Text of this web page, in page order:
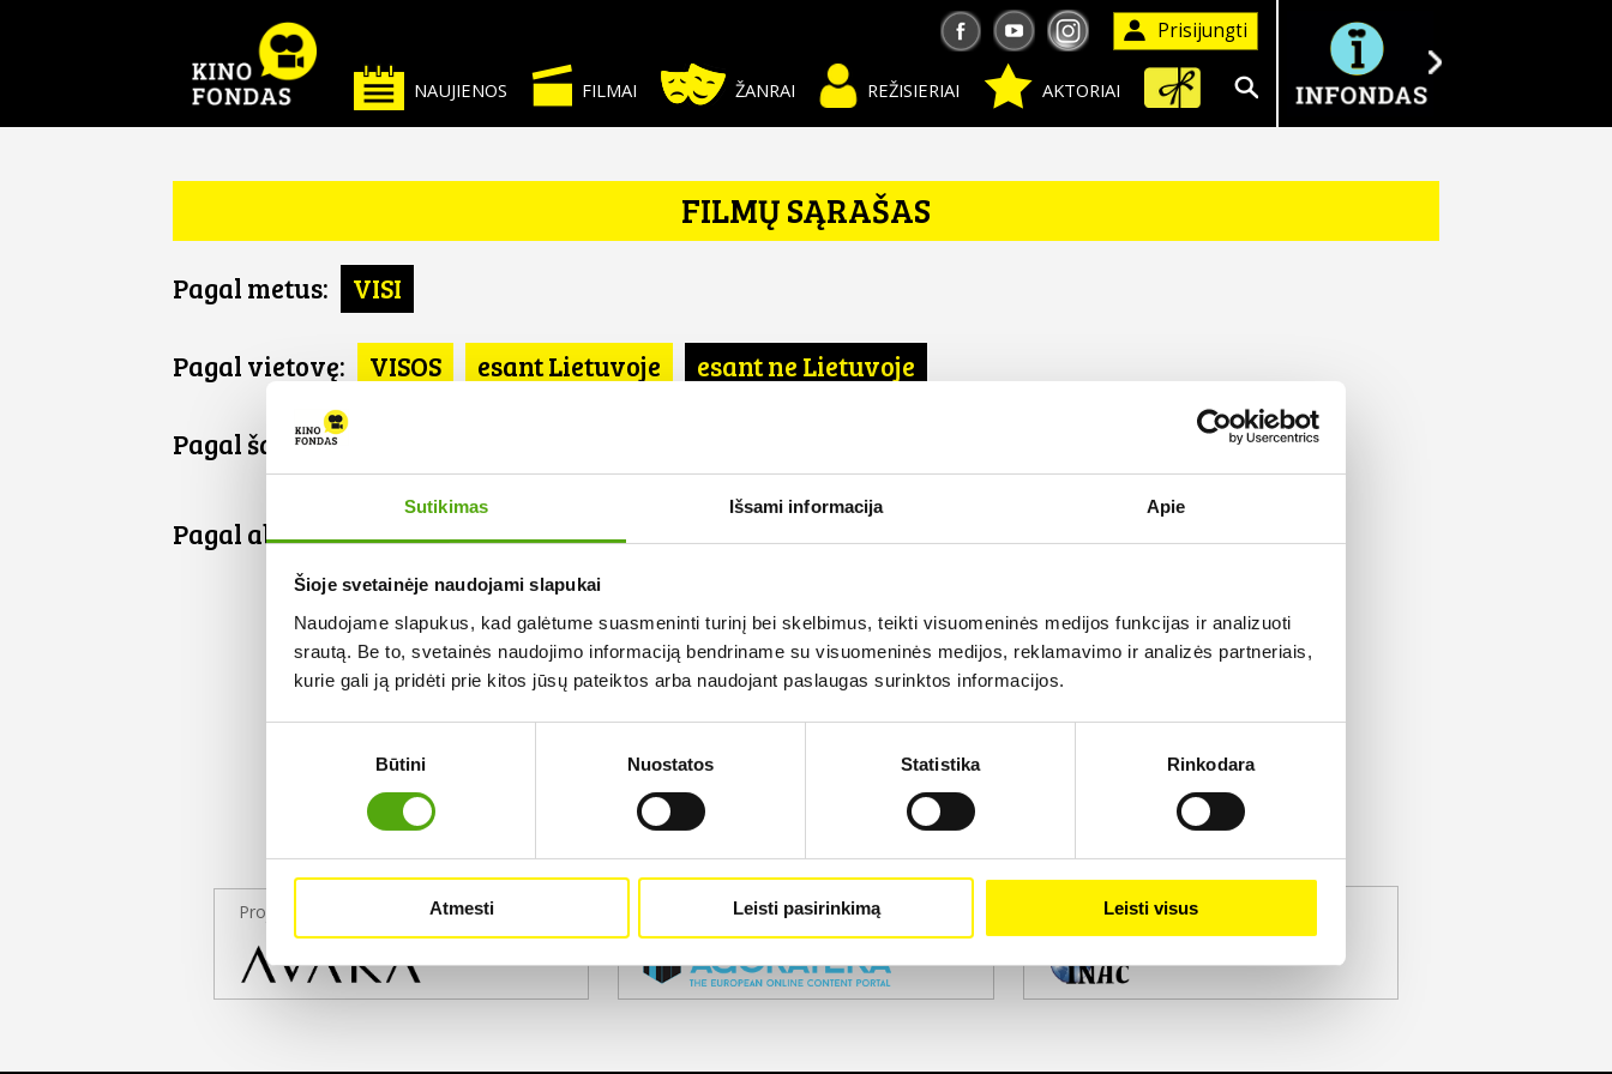
Sutikimas Išsami informacija Apie
Šioje svetainėje naudojami slapukai
Naudojame slapukus, kad galėtume suasmeninti turinį bei skelbimus, teikti visuomeninės medijos funkcijas ir analizuoti
srautą. Be to, svetainės naudojimo informaciją bendriname su visuomeninės medijos, reklamavimo ir analizės partneriais,
kurie gali ją pridėti prie kitos jūsų pateiktos arba naudojant paslaugas surinktos informacijos.
Būtini Nuostatos Statistika Rinkodara
Atmesti Leisti pasirinkimą Leisti visus
Prisijungti
AKTORIAI
REŽISIERIAI
ŽANRAI
FILMAI
NAUJIENOS
Ieškoti
FILMŲ SĄRAŠAS
Pagal metus: VISI
Pagal vietovę: VISOS esant Lietuvoje esant ne Lietuvoje
Pagal šalį: VISOS
Pagal abėcėlę:
Projekto partneris Projekto partneris Projekto partneris